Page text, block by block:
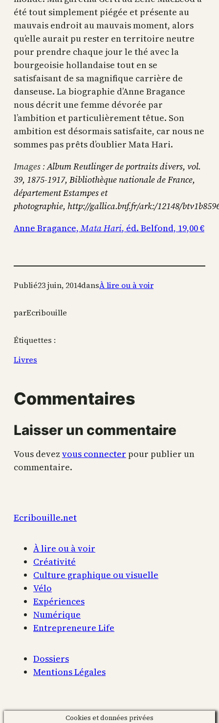
été tout simplement piégée et présente au
mauvais endroit au mauvais moment, alors
qu’elle aurait pu rester en territoire neutre
pour prendre chaque jour le thé avec la
bourgeoisie hollandaise tout en se
satisfaisant de sa magnifique carrière de
danseuse. La biographie d’Anne Bragance
nous décrit une femme dévorée par
l’ambition et particulièrement têtue. Son
ambition est désormais satisfaite, car nous ne
sommes pas prêts d’oublier Mata Hari.
Images :Album Reutlinger de portraits divers, vol.
39, 1875-1917, Bibliothèque nationale de France,
département Estampes et
photographie, http://gallica.bnf.fr/ark:/12148/
Anne Bragance,Mata Hari, éd. Belfond, 19,00 €
Publié23 juin, 2014dansÀ lire ou à voir
parEcribouille
Étiquettes :
Livres
Commentaires
Laisser un commentaire
Vous devez vous connecter pour publier un
commentaire.
Ecribouille.net
À lire ou à voir
Créativité
Culture graphique ou visuelle
Vélo
Expériences
Numérique
Entrepreneure Life
Dossiers
Mentions Légales
Cookies et données privées